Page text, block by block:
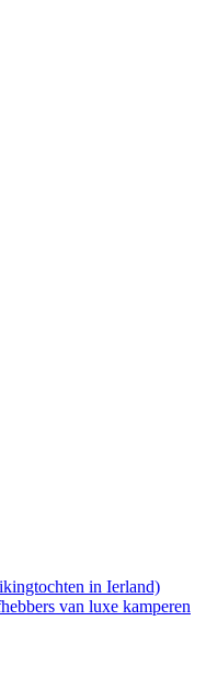
in Ierland)
van luxe kamperen